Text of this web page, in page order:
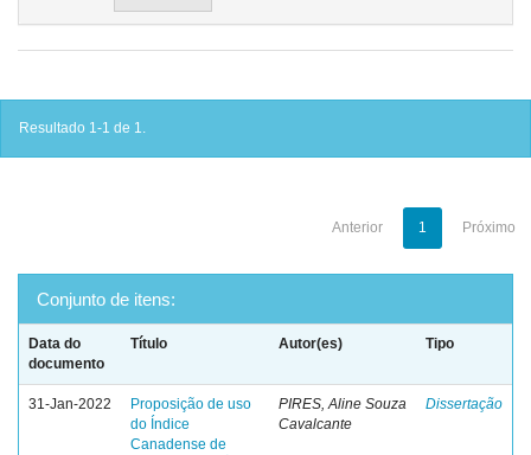
Resultado 1-1 de 1.
Anterior 1 Próximo
Conjunto de itens:
Data do
documento
Título Autor(es) Tipo
31-Jan-2022
Proposição de uso
do Índice
Canadense de
PIRES, Aline Souza
Cavalcante
Dissertação